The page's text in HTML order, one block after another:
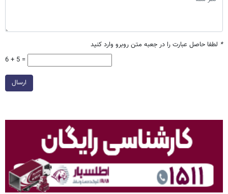
* لطفا حاصل عبارت را در جعبه متن روبرو وارد کنید
6 + 5 =
ارسال